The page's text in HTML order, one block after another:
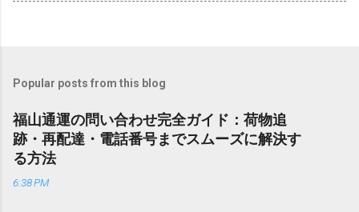
Popular posts from this blog
福山通運の問い合わせ完全ガイド：荷物追
跡・再配達・電話番号までスムーズに解決す
る方法
6:38 PM